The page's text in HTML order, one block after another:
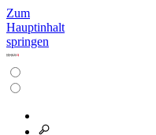
Zum
Hauptinhalt
springen